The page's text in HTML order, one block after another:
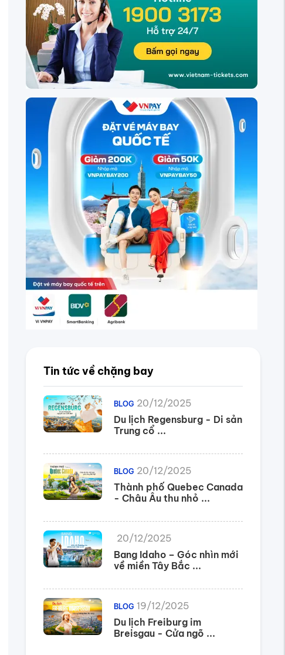
Tin tức về chặng bay
BLOG 20/12/2025
Du lịch Regensburg - Di sản
Trung cổ ...
BLOG 20/12/2025
Thành phố Quebec Canada
- Châu Âu thu nhỏ ...
20/12/2025
Bang Idaho – Góc nhìn mới
về miền Tây Bắc ...
BLOG 19/12/2025
Du lịch Freiburg im
Breisgau - Cửa ngõ ...